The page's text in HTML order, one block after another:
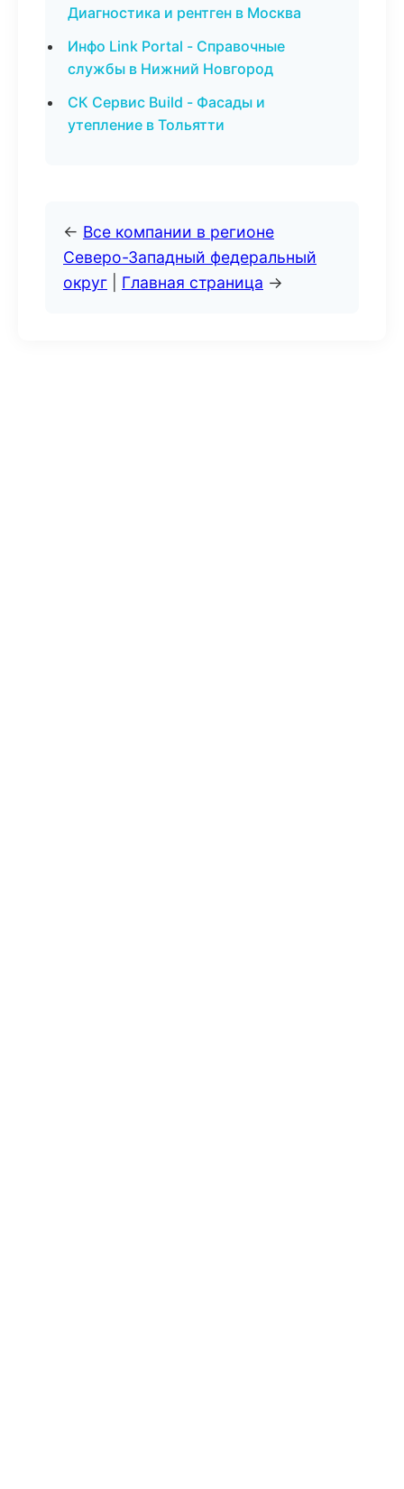
Диагностика и рентген в Москва
Инфо Link Portal - Справочные
службы в Нижний Новгород
СК Сервис Build - Фасады и
утепление в Тольятти
← Все компании в регионе
Северо-Западный федеральный
округ
Главная страница →